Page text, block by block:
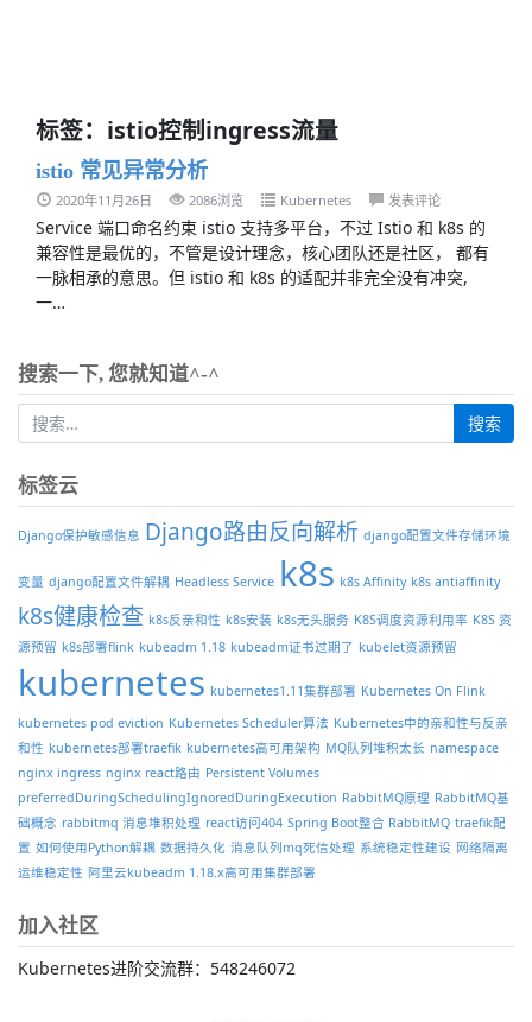
标签：istio控制ingress流量
istio 常见异常分析
2020年11月26日 2086浏览 Kubernetes 发表评论
Service 端口命名约束 istio 支持多平台，不过 Istio 和 k8s 的
兼容性是最优的，不管是设计理念，核心团队还是社区， 都有
一脉相承的意思。但 istio 和 k8s 的适配并非完全没有冲突,
一…
搜索一下, 您就知道^-^
标签云
Django保护敏感信息 Django路由反向解析 django配置文件存储环境
变量 django配置文件解耦 Headless Service k8s k8s Affinity k8s antiaffinity
k8s健康检查 k8s反亲和性 k8s安装 k8s无头服务 K8S调度资源利用率 K8S 资
源预留 k8s部署flink kubeadm 1.18 kubeadm证书过期了 kubelet资源预留
kubernetes kubernetes1.11集群部署 Kubernetes On Flink
kubernetes pod eviction Kubernetes Scheduler算法 Kubernetes中的亲和性与反亲
和性 kubernetes部署traefik kubernetes高可用架构 MQ队列堆积太长 namespace
nginx ingress nginx react路由 Persistent Volumes
preferredDuringSchedulingIgnoredDuringExecution RabbitMQ原理 RabbitMQ基
础概念 rabbitmq 消息堆积处理 react访问404 Spring Boot整合 RabbitMQ traefik配
置 如何使用Python解耦 数据持久化 消息队列mq死信处理 系统稳定性建设 网络隔离
运维稳定性 阿里云kubeadm 1.18.x高可用集群部署
加入社区
Kubernetes进阶交流群：548246072